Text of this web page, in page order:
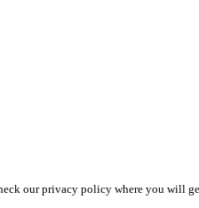
our privacy policy where you will